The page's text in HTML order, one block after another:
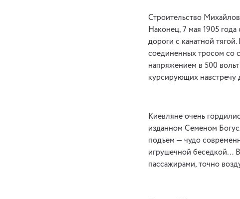
Строительство
Наконец, 7 мая 1905
дороги с канатной
соединенных тросом со
напряжением в 500
курсирующих навстречу
Киевляне очень
изданном Семеном
подъем — чудо
игрушечной беседкой…
пассажирами, точно